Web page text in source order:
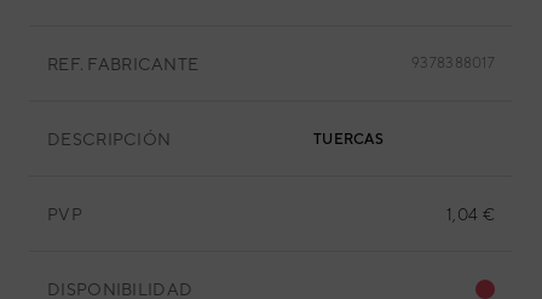
REF. FABRICANTE 9378388017
DESCRIPCIÓN TUERCAS
PVP 1,04 €
DISPONIBILIDAD